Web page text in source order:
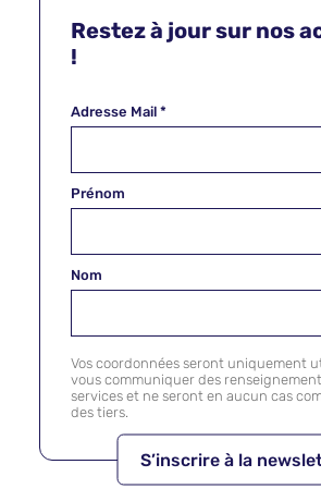
Restez à jour sur nos
!
Adresse Mail *
Prénom
Nom
Vos coordonnées seront uniquement
vous communiquer des
services et ne seront en aucun cas
des tiers.